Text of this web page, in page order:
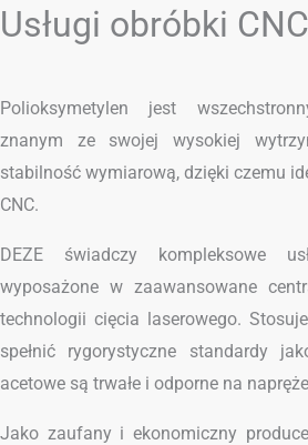
Usługi obróbki
Polioksymetylen jest
znanym ze swojej wysokiej
stabilność wymiarową, dzięki czemu
CNC.
DEZE świadczy kompleksowe
wyposażone w zaawansowane
technologii cięcia laserowego.
spełnić rygorystyczne standardy
acetowe są trwałe i odporne na
Jako zaufany i ekonomiczny